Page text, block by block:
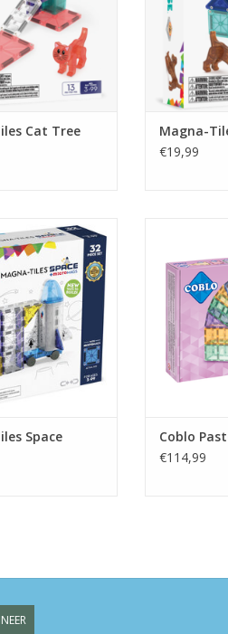
Cat Tree
Magna-
€19,99
Tiles Space
AAN WINKELWAGEN
Space
Coblo
€114,99